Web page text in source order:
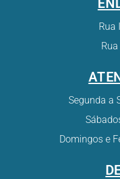
Rua
Segunda a
Domingos e